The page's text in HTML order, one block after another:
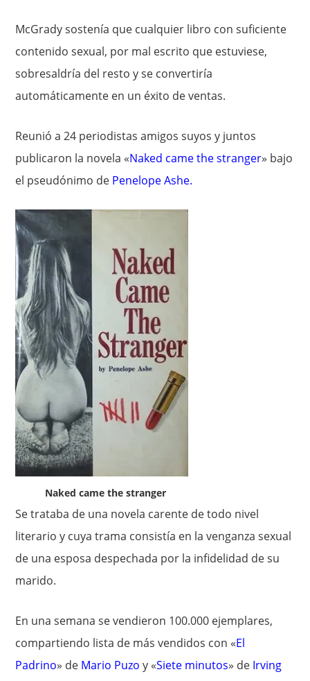
McGrady sostenía que cualquier libro con suficiente
contenido sexual, por mal escrito que estuviese,
sobresaldría del resto y se convertiría
automáticamente en un éxito de ventas.
Reunió a 24 periodistas amigos suyos y juntos
publicaron la novela «Naked came the stranger» bajo
el pseudónimo de Penelope Ashe.
Naked came the stranger
Se trataba de una novela carente de todo nivel
literario y cuya trama consistía en la venganza sexual
de una esposa despechada por la infidelidad de su
marido.
En una semana se vendieron 100.000 ejemplares,
compartiendo lista de más vendidos con «El
Padrino» de Mario Puzo y «Siete minutos» de Irving